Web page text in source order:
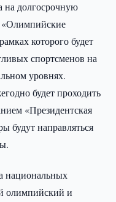
на долгосрочную
«Олимпийские
которого будет
спортсменов на
уровнях.
будет проходить
«Президентская
будут направляться
национальных
олимпийский и